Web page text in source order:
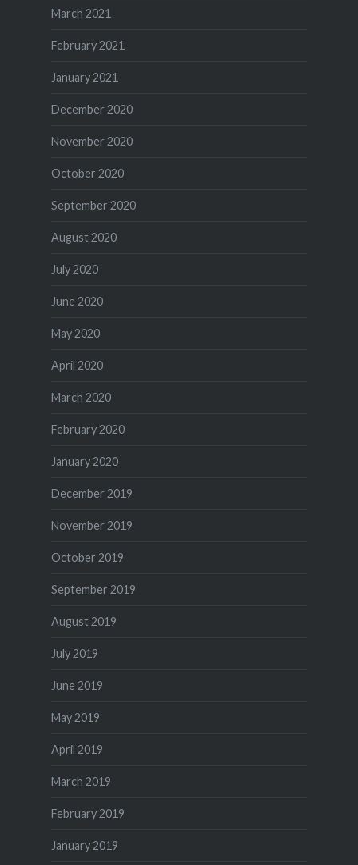
March 2021
February 2021
January 2021
December 2020
November 2020
October 2020
September 2020
August 2020
July 2020
June 2020
May 2020
April 2020
March 2020
February 2020
January 2020
December 2019
November 2019
October 2019
September 2019
August 2019
July 2019
June 2019
May 2019
April 2019
March 2019
February 2019
January 2019